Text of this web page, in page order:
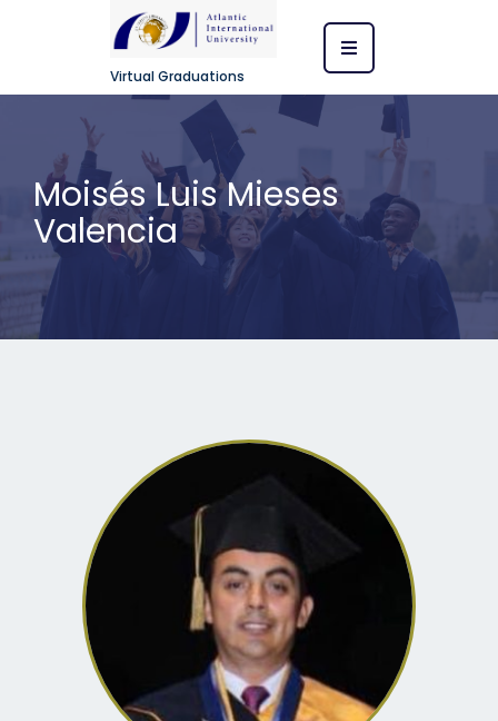
Virtual Graduations
Moisés Luis Mieses
Valencia